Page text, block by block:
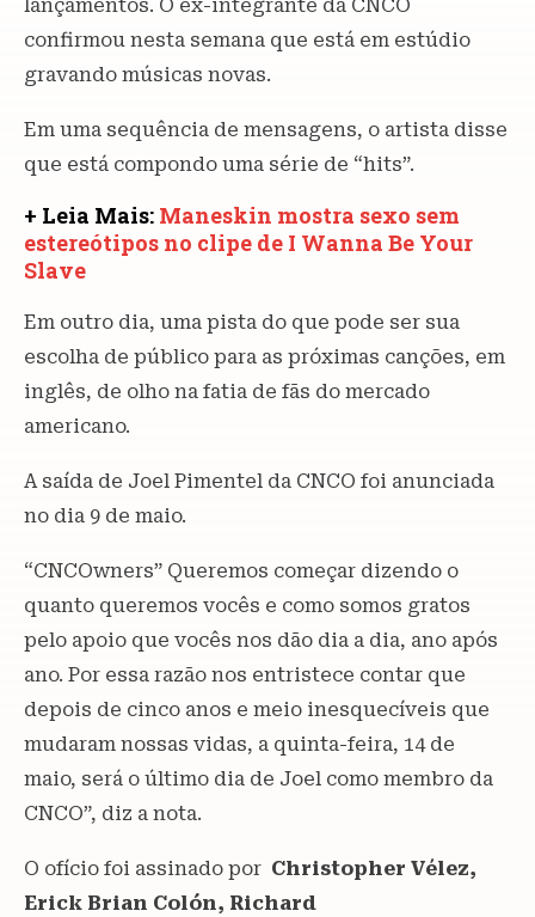
lançamentos. O ex-integrante da CNCO
confirmou nesta semana que está em estúdio
gravando músicas novas.
Em uma sequência de mensagens, o artista disse
que está compondo uma série de “hits”.
+ Leia Mais: Maneskin mostra sexo sem
estereótipos no clipe de I Wanna Be Your
Slave
Em outro dia, uma pista do que pode ser sua
escolha de público para as próximas canções, em
inglês, de olho na fatia de fãs do mercado
americano.
A saída de Joel Pimentel da CNCO foi anunciada
no dia 9 de maio.
“CNCOwners” Queremos começar dizendo o
quanto queremos vocês e como somos gratos
pelo apoio que vocês nos dão dia a dia, ano após
ano. Por essa razão nos entristece contar que
depois de cinco anos e meio inesquecíveis que
mudaram nossas vidas, a quinta-feira, 14 de
maio, será o último dia de Joel como membro da
CNCO”, diz a nota.
O ofício foi assinado por Christopher Vélez,
Erick Brian Colón, Richard